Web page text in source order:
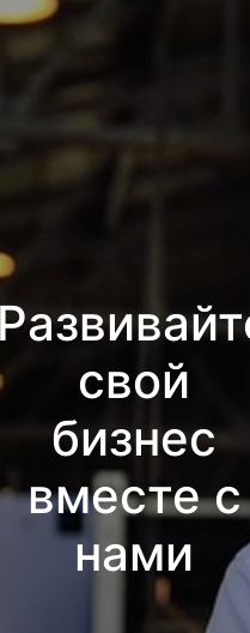
свой
бизнес
вместе с
нами